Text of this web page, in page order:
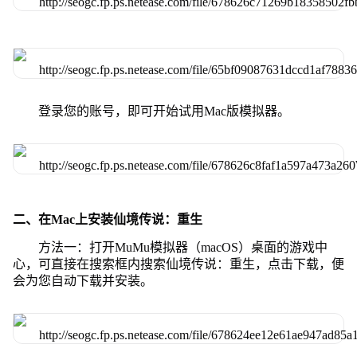
登录您的账号，即可开始试用Mac版模拟器。
二、在Mac上安装仙境传说：重生
方法一：打开MuMu模拟器（macOS）桌面的游戏中
心，可直接在搜索框内搜索仙境传说：重生，点击下载，便
会为您自动下载并安装。